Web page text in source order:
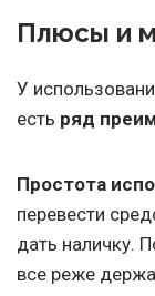
Плюсы и
У
есть ряд
Простота
перевести
дать наличку.
все реже